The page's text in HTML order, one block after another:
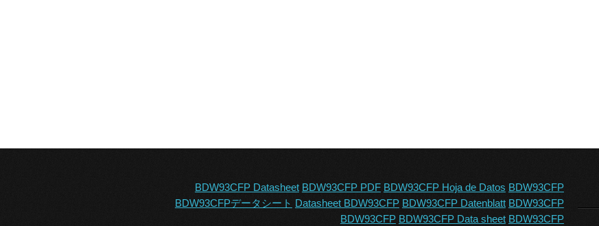
BDW93CFP Datasheet BDW93CFP PDF BDW93CFP Hoja de Datos BDW93CFP
BDW93CFPデータシート Datasheet BDW93CFP BDW93CFP Datenblatt BDW93CFP
BDW93CFP BDW93CFP Data sheet BDW93CFP